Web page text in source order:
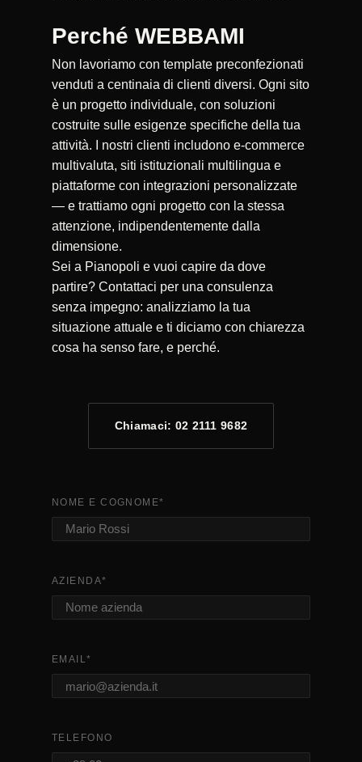
Perché WEBBAMI
Non lavoriamo con template preconfezionati
venduti a centinaia di clienti diversi. Ogni sito
è un progetto individuale, con soluzioni
costruite sulle esigenze specifiche della tua
attività. I nostri clienti includono e-commerce
multivaluta, siti istituzionali multilingua e
piattaforme con integrazioni personalizzate
— e trattiamo ogni progetto con la stessa
attenzione, indipendentemente dalla
dimensione.
Sei a Pianopoli e vuoi capire da dove
partire? Contattaci per una consulenza
senza impegno: analizziamo la tua
situazione attuale e ti diciamo con chiarezza
cosa ha senso fare, e perché.
Chiamaci: 02 2111 9682
NOME E COGNOME*
AZIENDA*
EMAIL*
TELEFONO